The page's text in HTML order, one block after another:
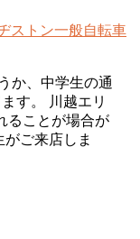
ストン一般自転車
か、中学生の通
す。 川越エリ
ることが場合が
ご来店しま